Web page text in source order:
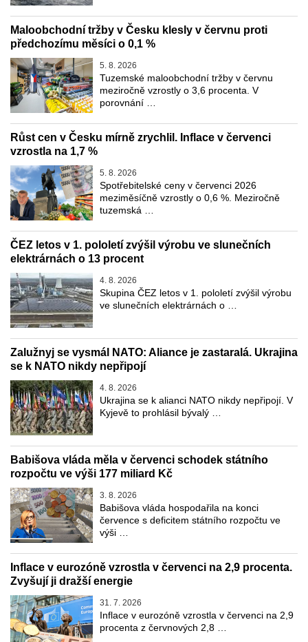
Maloobchodní tržby v Česku klesly v červnu proti
předchozímu měsíci o 0,1 %
5. 8. 2026
Tuzemské maloobchodní tržby v červnu
meziročně vzrostly o 3,6 procenta. V
porovnání …
Růst cen v Česku mírně zrychlil. Inflace v červenci
vzrostla na 1,7 %
5. 8. 2026
Spotřebitelské ceny v červenci 2026
meziměsíčně vzrostly o 0,6 %. Meziročně
tuzemská …
ČEZ letos v 1. pololetí zvýšil výrobu ve slunečních
elektrárnách o 13 procent
4. 8. 2026
Skupina ČEZ letos v 1. pololetí zvýšil výrobu
ve slunečních elektrárnách o …
Zalužnyj se vysmál NATO: Aliance je zastaralá. Ukrajina
se k NATO nikdy nepřipojí
4. 8. 2026
Ukrajina se k alianci NATO nikdy nepřipojí. V
Kyjevě to prohlásil bývalý …
Babišova vláda měla v červenci schodek státního
rozpočtu ve výši 177 miliard Kč
3. 8. 2026
Babišova vláda hospodařila na konci
července s deficitem státního rozpočtu ve
výši …
Inflace v eurozóně vzrostla v červenci na 2,9 procenta.
Zvyšují ji dražší energie
31. 7. 2026
Inflace v eurozóně vzrostla v červenci na 2,9
procenta z červnových 2,8 …